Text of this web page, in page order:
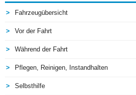
Fahrzeugübersicht
Vor der Fahrt
Während der Fahrt
Pflegen, Reinigen, Instandhalten
Selbsthilfe